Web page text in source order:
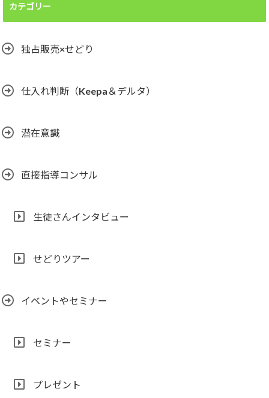
カテゴリー
独占販売×せどり
仕入れ判断（Keepa＆デルタ）
潜在意識
直接指導コンサル
生徒さんインタビュー
せどりツアー
イベントやセミナー
セミナー
プレゼント